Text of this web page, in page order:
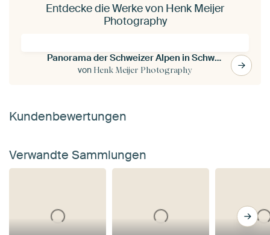
Entdecke die Werke von Henk Meijer
Photography
Panorama der Schweizer Alpen in Schwarz und Weiß
von Henk Meijer Photography
Kundenbewertungen
Verwandte Sammlungen